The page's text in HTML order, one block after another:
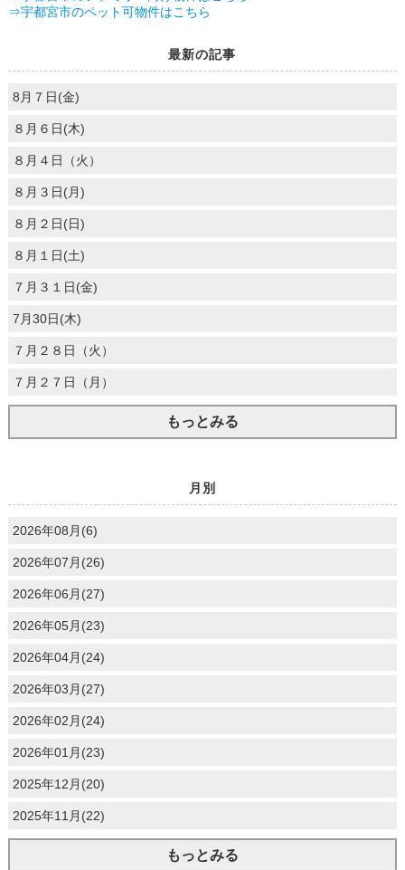
⇒宇都宮市のペット可物件はこちら
最新の記事
8月７日(金)
８月６日(木)
８月４日（火）
８月３日(月)
８月２日(日)
８月１日(土)
７月３１日(金)
7月30日(木)
７月２８日（火）
７月２７日（月）
もっとみる
月別
2026年08月(6)
2026年07月(26)
2026年06月(27)
2026年05月(23)
2026年04月(24)
2026年03月(27)
2026年02月(24)
2026年01月(23)
2025年12月(20)
2025年11月(22)
もっとみる